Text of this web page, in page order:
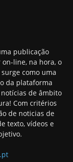
publicação
line, na hora, o
como uma
da plataforma
de âmbito
Com critérios
de noticias de
texto, vídeos e